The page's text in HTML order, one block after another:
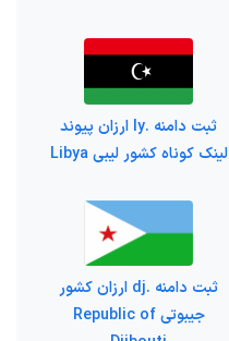
ثبت دامنه .ly ارزان پیوند
لینک کوناه کشور لیبی Libya
ثبت دامنه .dj ارزان کشور
جیبوتی Republic of